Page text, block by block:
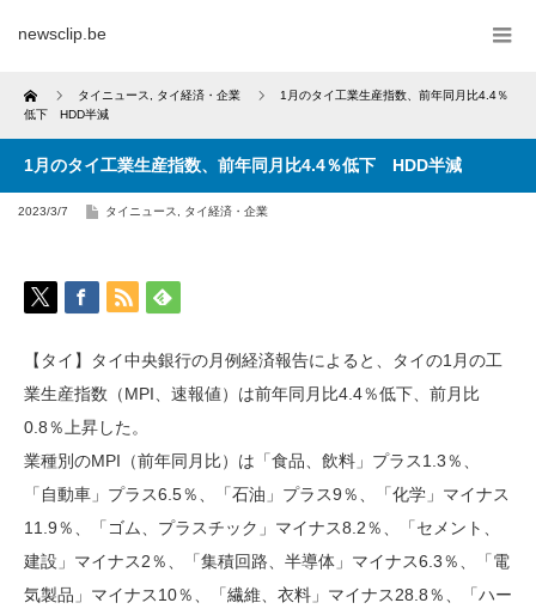
newsclip.be
Home タイニュース タイ経済・企業
1月のタイ工業生産指数、前年同月比4.4％
低下 HDD半減
1月のタイ工業生産指数、前年同月比4.4％低下 HDD半減
2023/3/7 タイニュース タイ経済・企業
【タイ】タイ中央銀行の月例経済報告によると、タイの1月の工
業生産指数（MPI、速報値）は前年同月比4.4％低下、前月比
0.8％上昇した。
業種別のMPI（前年同月比）は「食品、飲料」プラス1.3％、
「自動車」プラス6.5％、「石油」プラス9％、「化学」マイナス
11.9％、「ゴム、プラスチック」マイナス8.2％、「セメント、
建設」マイナス2％、「集積回路、半導体」マイナス6.3％、「電
気製品」マイナス10％、「繊維、衣料」マイナス28.8％、「ハー